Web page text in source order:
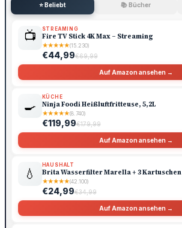
⭐ Beliebt 📚 Bücher
📺 STREAMING
Fire TV Stick 4K Max – Streaming
★★★★★(15.230)
€44,99€69,99
Auf Amazon ansehen →
🍳
KÜCHE
Ninja Foodi Heißluftfritteuse, 5,2L
★★★★★(8.740)
€119,99€179,99
Auf Amazon ansehen →
💧
HAUSHALT
Brita Wasserfilter Marella + 3 Kartuschen
★★★★★(42.100)
€24,99€34,99
Auf Amazon ansehen →